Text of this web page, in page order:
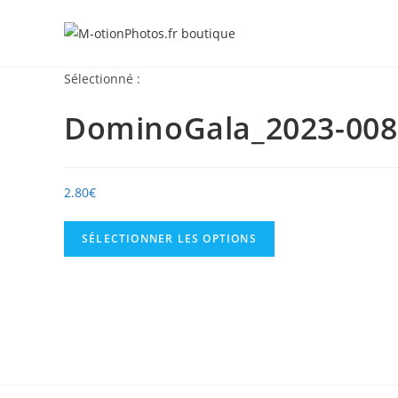
Sélectionné :
DominoGala_2023-
2.80€
SÉLECTIONNER LES OPTIONS